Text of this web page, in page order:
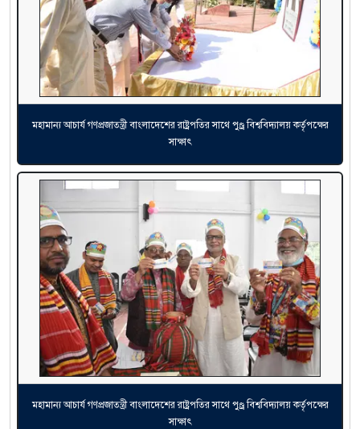
মহামান্য আচার্য গণপ্রজাতন্ত্রী বাংলাদেশের রাষ্ট্রপতির সাথে পুণ্ড্র বিশ্ববিদ্যালয় কর্তৃপক্ষের
সাক্ষাৎ
মহামান্য আচার্য গণপ্রজাতন্ত্রী বাংলাদেশের রাষ্ট্রপতির সাথে পুণ্ড্র বিশ্ববিদ্যালয় কর্তৃপক্ষের
সাক্ষাৎ